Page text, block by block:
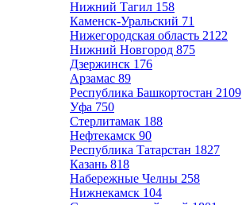
Нижний Тагил 158
Каменск-Уральский 71
Нижегородская область 2122
Нижний Новгород 875
Дзержинск 176
Арзамас 89
Республика Башкортостан 2109
Уфа 750
Стерлитамак 188
Нефтекамск 90
Республика Татарстан 1827
Казань 818
Набережные Челны 258
Нижнекамск 104